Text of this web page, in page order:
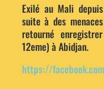
Exilé au Mali
suite à des
retourné
12eme) à Abidjan.
https://